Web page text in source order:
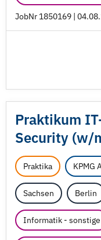
JobNr 1850169 |
Praktikum
Security (w/
Praktika KPMG
Sachsen Berlin
Informatik - sonstige